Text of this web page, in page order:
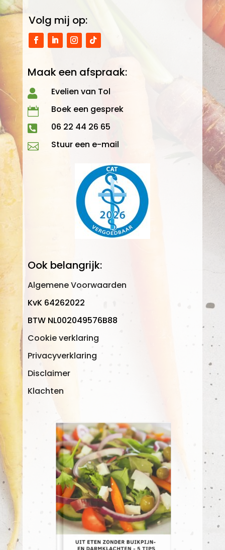
Volg mij op:
Maak een afspraak:
 Evelien van Tol
 Boek een gesprek
 06 22 44 26 65
 Stuur een e-mail
Ook belangrijk:
Algemene Voorwaarden
KvK 64262022
BTW NL002049576B88
Cookie verklaring
Privacyverklaring
Disclaimer
Klachten